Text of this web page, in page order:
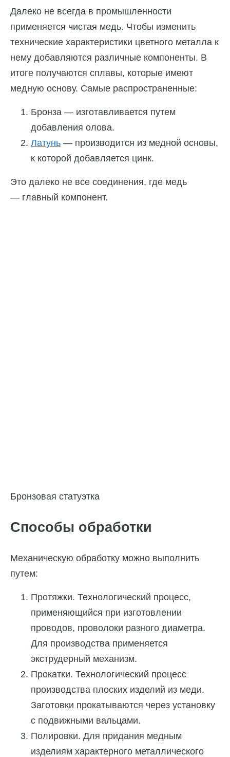
Далеко не всегда в промышленности
применяется чистая медь. Чтобы изменить
технические характеристики цветного металла к
нему добавляются различные компоненты. В
итоге получаются сплавы, которые имеют
медную основу. Самые распространенные:
Бронза — изготавливается путем
добавления олова.
Латунь — производится из медной основы,
к которой добавляется цинк.
Это далеко не все соединения, где медь
— главный компонент.
Бронзовая статуэтка
Способы обработки
Механическую обработку можно выполнить
путем:
Протяжки. Технологический процесс,
применяющийся при изготовлении
проводов, проволоки разного диаметра.
Для производства применяется
экструдерный механизм.
Прокатки. Технологический процесс
производства плоских изделий из меди.
Заготовки прокатываются через установку
с подвижными вальцами.
Полировки. Для придания медным
изделиям характерного металлического